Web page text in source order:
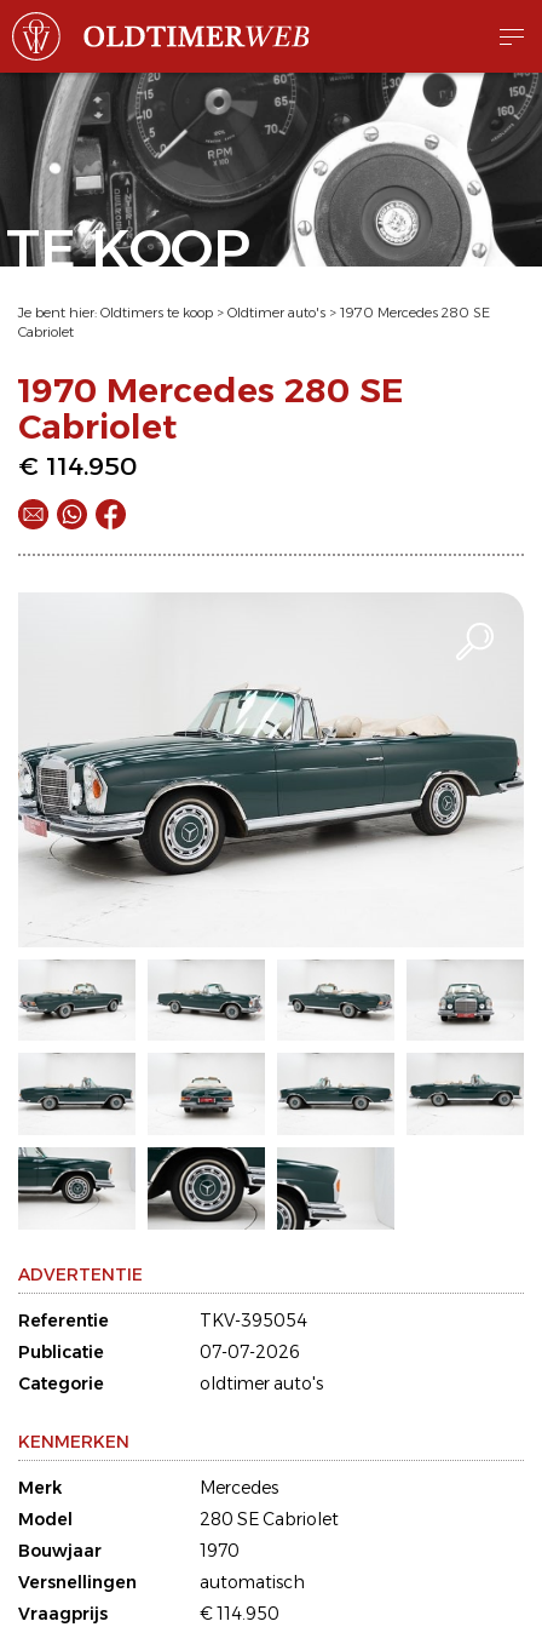
TE KOOP
Je bent hier: Oldtimers te koop > Oldtimer auto's > 1970 Mercedes 280 SE
Cabriolet
1970 Mercedes 280 SE
Cabriolet
€ 114.950
ADVERTENTIE
Referentie
TKV-395054
Publicatie
07-07-2026
Categorie
oldtimer auto's
KENMERKEN
Merk
Mercedes
Model
280 SE Cabriolet
Bouwjaar
1970
Versnellingen
automatisch
Vraagprijs
€ 114.950